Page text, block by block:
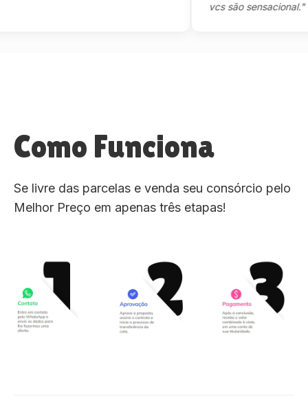
vcs são sensacional."
Como Funciona
Se livre das parcelas e venda seu consórcio pelo
Melhor Preço em apenas três etapas!